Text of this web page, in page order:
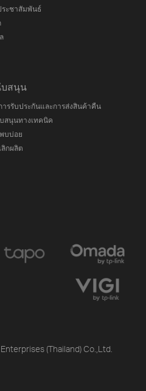
ะชาสัมพันธ์
บสนุน
ารรับประกันและการส่งสินค้าคืน
สนุนทางเทคนิค
บบ่อย
กผลิต
(Thailand) Co.,Ltd.